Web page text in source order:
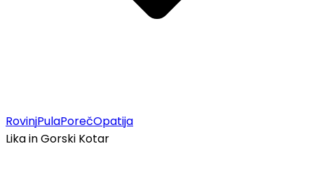
RovinjPulaPorečOpatija
Lika in Gorski Kotar